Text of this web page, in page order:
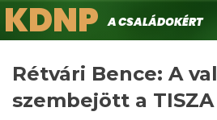
Ugrás
a
Keresés
KDNPA családokért.
Rétvári Bence: A
szembejött a